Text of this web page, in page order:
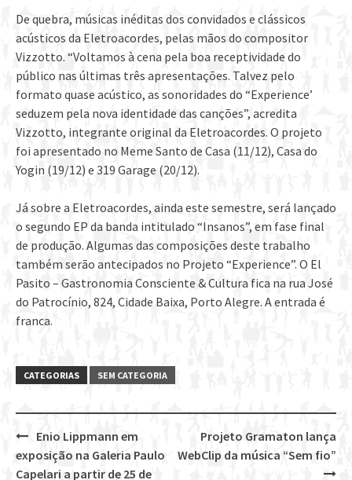
De quebra, músicas inéditas dos convidados e clássicos
acústicos da Eletroacordes, pelas mãos do compositor
Vizzotto. “Voltamos à cena pela boa receptividade do
público nas últimas três apresentações. Talvez pelo
formato quase acústico, as sonoridades do “Experience’
seduzem pela nova identidade das canções”, acredita
Vizzotto, integrante original da Eletroacordes. O projeto
foi apresentado no Meme Santo de Casa (11/12), Casa do
Yogin (19/12) e 319 Garage (20/12).
Já sobre a Eletroacordes, ainda este semestre, será lançado
o segundo EP da banda intitulado “Insanos”, em fase final
de produção. Algumas das composições deste trabalho
também serão antecipados no Projeto “Experience”. O El
Pasito – Gastronomia Consciente & Cultura fica na rua José
do Patrocínio, 824, Cidade Baixa, Porto Alegre. A entrada é
franca.
CATEGORIAS SEM CATEGORIA
Post
Projeto Gramaton lança
WebClip da música “Sem fio”
Enio Lippmann em
exposição na Galeria Paulo
Capelari a partir de 25 de